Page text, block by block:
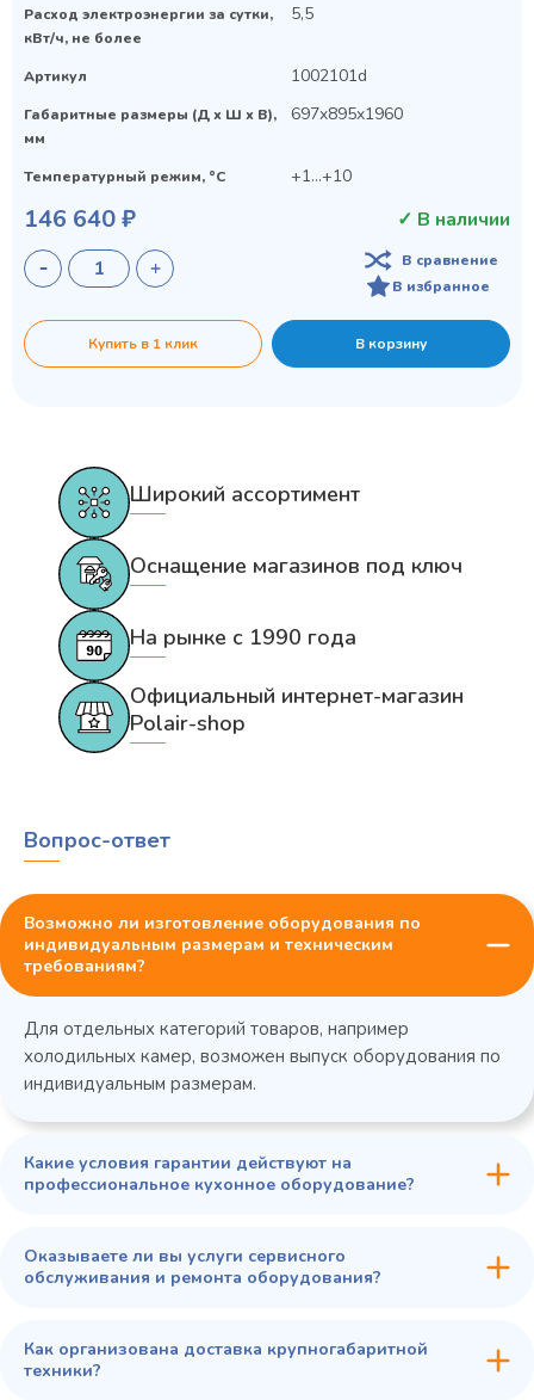
Расход электроэнергии за сутки,
кВт/ч, не более
5,5
Артикул 1002101d
Габаритные размеры (Д х Ш х В),
мм
697x895x1960
Температурный режим, °C +1…+10
146 640 ₽ ✓ В наличии
В сравнение
В избранное
Купить в 1 клик В корзину
Широкий ассортимент
Оснащение магазинов под ключ
На рынке с 1990 года
Официальный интернет-магазин
Polair-shop
Вопрос-ответ
Возможно ли изготовление оборудования по
индивидуальным размерам и техническим
требованиям?
Для отдельных категорий товаров, например
холодильных камер, возможен выпуск оборудования по
индивидуальным размерам.
Какие условия гарантии действуют на
профессиональное кухонное оборудование?
Оказываете ли вы услуги сервисного
обслуживания и ремонта оборудования?
Как организована доставка крупногабаритной
техники?
Privacy notice